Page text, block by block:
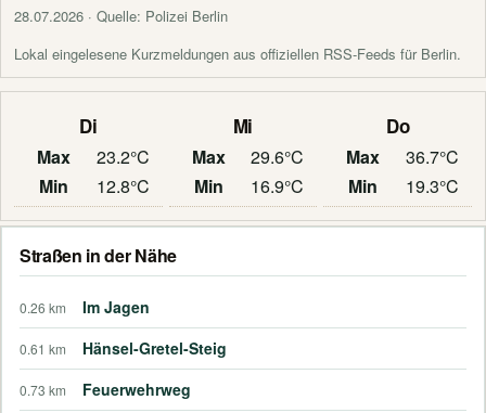
28.07.2026 · Quelle: Polizei Berlin
Lokal eingelesene Kurzmeldungen aus offiziellen RSS-Feeds für Berlin.
Di
Max
23.2°C
Min
12.8°C
Mi
Max
29.6°C
Min
16.9°C
Do
Max
36.7°C
Min
19.3°C
Straßen in der Nähe
0.26 km Im Jagen
0.61 km Hänsel-Gretel-Steig
0.73 km Feuerwehrweg